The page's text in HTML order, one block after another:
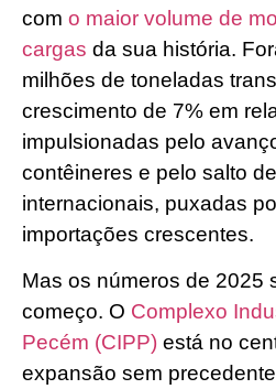
com o maior volume de
cargas da sua história.
milhões de toneladas
crescimento de 7% em
impulsionadas pelo
contêineres e pelo salto
internacionais, puxadas
importações crescentes.
Mas os números de 2025
começo. O Complexo
Pecém (CIPP) está no
expansão sem